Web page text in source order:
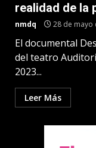
realidad de la
nmdq 28 de mayo
El documental
del teatro
2023...
Leer Más